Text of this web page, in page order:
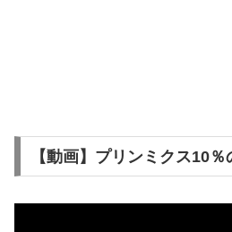
【動画】プリンミクス10